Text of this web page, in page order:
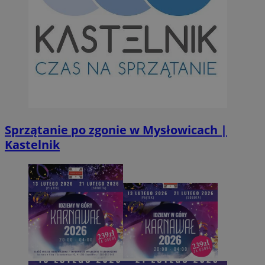
Sprzątanie po zgonie w Mysłowicach |
Kastelnik
INGRESSCOOKIE
NGINX Inc.
bh.contextweb.com